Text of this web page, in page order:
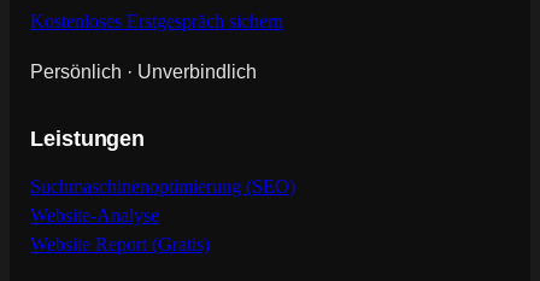
Kostenloses Erstgespräch sichern
Persönlich · Unverbindlich
Leistungen
Suchmaschinenoptimierung (SEO)
Website-Analyse
Website Report (Gratis)